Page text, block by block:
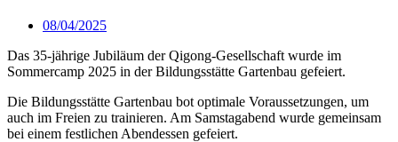
08/04/2025
Das 35-jährige Jubiläum der Qigong-Gesellschaft wurde im
Sommercamp 2025 in der Bildungsstätte Gartenbau gefeiert.
Die Bildungsstätte Gartenbau bot optimale Voraussetzungen, um
auch im Freien zu trainieren. Am Samstagabend wurde gemeinsam
bei einem festlichen Abendessen gefeiert.